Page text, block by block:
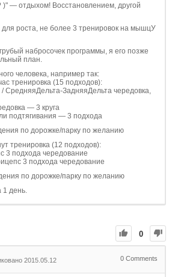
)" — отдыхом! Восстановлением, другой
роста, не более 3 тренировок на мышцУ
набросочек программы, я его позже
план.
человека, например так:
тренировка (15 подходов):
СредняяДельта-ЗадняяДельта чередовка,
— 3 круга
подтягивания — 3 подхода
по дорожке/парку по желанию
тренировка (12 подходов):
3 подхода чередование
3 подхода чередование
по дорожке/парку по желанию
1 день.
0
2015.05.12 0 Comments